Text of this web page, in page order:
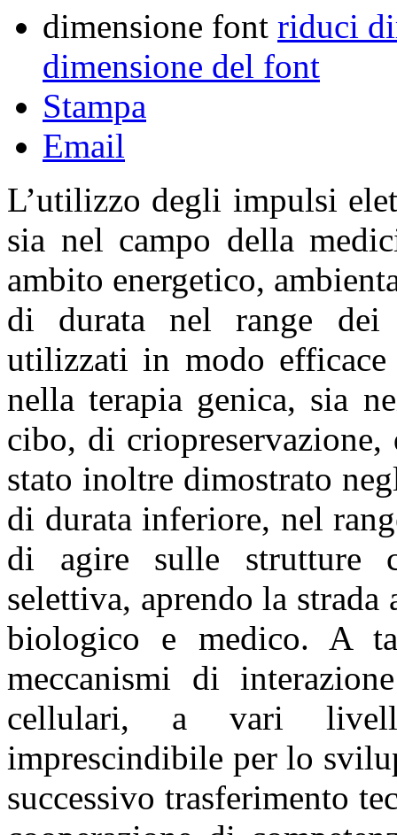
dimensione font riduci
dimensione del font
Stampa
Email
L’utilizzo degli impulsi
sia nel campo della
ambito energetico,
di durata nel range dei
utilizzati in modo
nella terapia genica, sia
cibo, di criopreservazione,
stato inoltre dimostrato
di durata inferiore, nel
di agire sulle strutture
selettiva, aprendo la
biologico e medico. A
meccanismi di
cellulari, a vari
imprescindibile per lo
successivo trasferimento